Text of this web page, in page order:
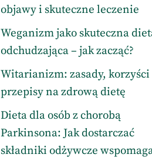
objawy i skuteczne leczenie
Weganizm jako skuteczna
odchudzająca – jak zacząć?
Witarianizm: zasady, korzyści
przepisy na zdrową dietę
Dieta dla osób z chorobą
Parkinsona: Jak dostarczać
składniki odżywcze